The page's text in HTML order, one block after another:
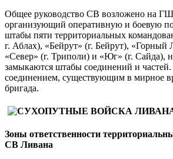
Общее руководство СВ возложено на
организующий оперативную и боевую
штабы пяти территориальных
г. Аблах), «Бейрут» (г. Бейрут), «Горный
«Север» (г. Триполи) и «Юг» (г. Сайда),
замыкаются штабы соединений и
соединением, существующим в мирное
бригада.
Зоны ответственности
СВ Ливана